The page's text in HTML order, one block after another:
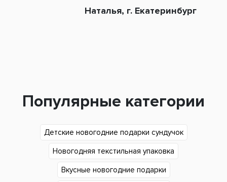
Наталья, г. Екатеринбург
Популярные категории
Детские новогодние подарки сундучок
Новогодняя текстильная упаковка
Вкусные новогодние подарки